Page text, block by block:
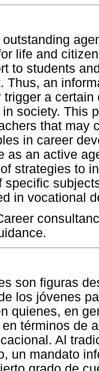
life and
to students
Thus, an
trigger a
society. This
that may
in career
as an active
strategies to
specific
in vocational
son figuras
los jóvenes
quienes, en
términos de
Al
un mandato